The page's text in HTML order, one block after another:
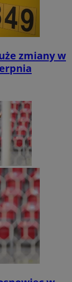
zmiany w